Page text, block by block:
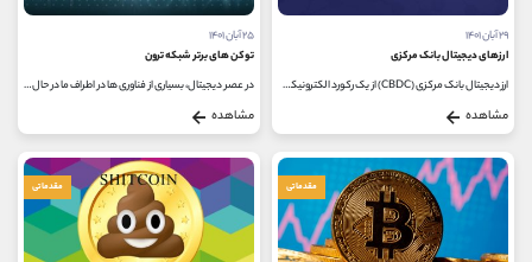
۲۹ آبان ۱۴۰۱
ارزهای دیجیتال بانک مرکزی
ارز دیجیتال بانک مرکزی (CBDC) از یک رکورد الکترونیکی یا توکن دیجیتال برای نشان دادن شکل مجازی ارز فیات یک کشور (یا منطقه) خاص استفاده...
مشاهده
۲۵ آبان ۱۴۰۱
توکن های برتر شبکه ترون
در عصر دیجیتال، بسیاری از فناوری ها در اطراف ما در حال تکامل هستند و هرگز در توسعه محصولات نوآورانه شکست نخورده اند. در حال...
مشاهده
مقدماتی مقدماتی